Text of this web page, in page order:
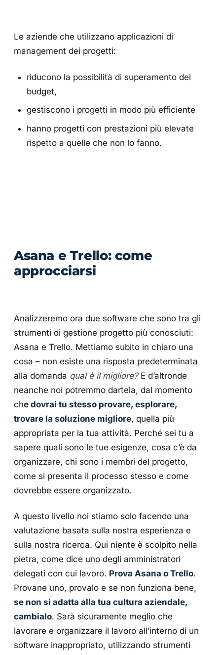
Le aziende che utilizzano applicazioni di
management dei progetti:
riducono la possibilità di superamento del
budget,
gestiscono i progetti in modo più efficiente
hanno progetti con prestazioni più elevate
rispetto a quelle che non lo fanno.
Asana e Trello: come
approcciarsi
Analizzeremo ora due software che sono tra gli
strumenti di gestione progetto più conosciuti:
Asana e Trello. Mettiamo subito in chiaro una
cosa – non esiste una risposta predeterminata
alla domanda qual è il migliore?E d’altronde
neanche noi potremmo dartela, dal momento
che dovrai tu stesso provare, esplorare,
trovare la soluzione migliore, quella più
appropriata per la tua attività. Perché sei tu a
sapere quali sono le tue esigenze, cosa c’è da
organizzare, chi sono i membri del progetto,
come si presenta il processo stesso e come
dovrebbe essere organizzato.
A questo livello noi stiamo solo facendo una
valutazione basata sulla nostra esperienza e
sulla nostra ricerca. Qui niente è scolpito nella
pietra, come dice uno degli amministratori
delegati con cui lavoro. Prova Asana o Trello.
Provane uno, provalo e se non funziona bene,
se non si adatta alla tua cultura aziendale,
cambialo. Sarà sicuramente meglio che
lavorare e organizzare il lavoro all’interno di un
software inappropriato, utilizzando strumenti